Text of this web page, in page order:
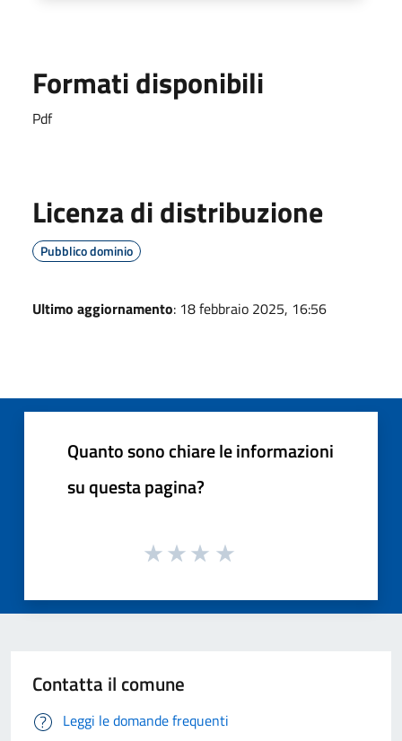
Formati disponibili
Pdf
Licenza di distribuzione
Pubblico dominio
Ultimo aggiornamento: 18 febbraio 2025, 16:56
Quanto sono chiare le informazioni
su questa pagina?
Contatta il comune
Leggi le domande frequenti